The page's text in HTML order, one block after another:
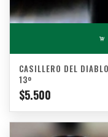
CASILLERO DEL
13º
$5.500